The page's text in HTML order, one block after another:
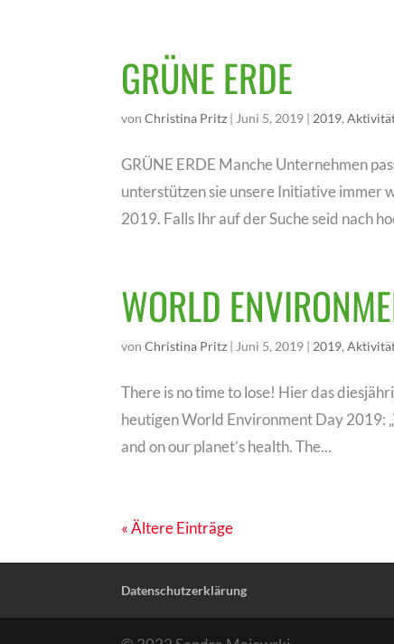
GRÜNE ERDE
vonChristina Pritz | Juni 5, 2019 | 2019,
GRÜNE ERDE Manche Unternehmen
unterstützen sie unsere Initiative immer
2019. Falls Ihr auf der Suche seid nach
WORLD
vonChristina Pritz | Juni 5, 2019 | 2019,
There is no time to lose! Hier das
heutigen World Environment Day 2019:
and on our planet’s health. The...
« Ältere Einträge
Datenschutzerklärung